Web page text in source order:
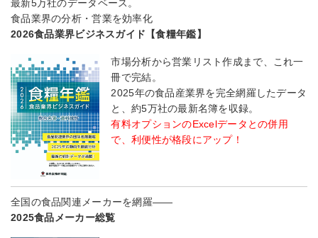
最新5万社のデータベース。
食品業界の分析・営業を効率化
2026食品業界ビジネスガイド【食糧年鑑】
市場分析から営業リスト作成まで、これ一
冊で完結。
2025年の食品産業界を完全網羅したデータ
と、約5万社の最新名簿を収録。
有料オプションのExcelデータとの併用
で、利便性が格段にアップ！
全国の食品関連メーカーを網羅――
2025食品メーカー総覧